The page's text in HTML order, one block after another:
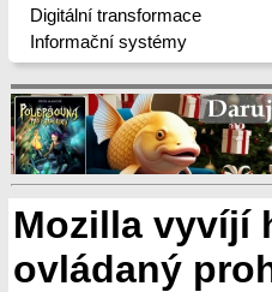
Digitální transformace
Informační systémy
Mozilla vyvíjí
ovládaný